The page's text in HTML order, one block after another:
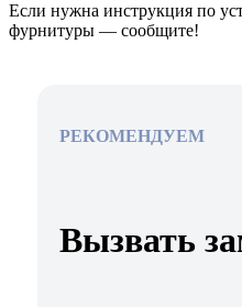
Если нужна инструкция по
фурнитуры — сообщите!
РЕКОМЕНДУЕМ
Вызвать